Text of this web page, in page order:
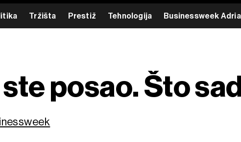
Tržišta Prestiž Tehnologija Businessweek Adria
posao. Što